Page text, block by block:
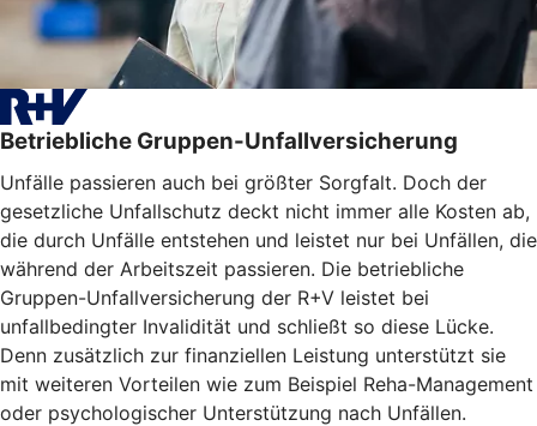
Betriebliche Gruppen-Unfallversicherung
Unfälle passieren auch bei größter Sorgfalt. Doch der
gesetzliche Unfallschutz deckt nicht immer alle Kosten ab,
die durch Unfälle entstehen und leistet nur bei Unfällen, die
während der Arbeitszeit passieren. Die betriebliche
Gruppen-Unfallversicherung der R+V leistet bei
unfallbedingter Invalidität und schließt so diese Lücke.
Denn zusätzlich zur finanziellen Leistung unterstützt sie
mit weiteren Vorteilen wie zum Beispiel Reha-Management
oder psychologischer Unterstützung nach Unfällen.